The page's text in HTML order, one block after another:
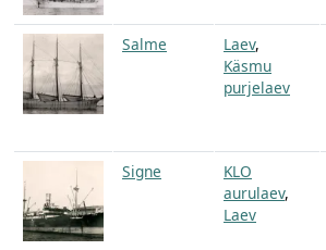
Salme Laev,
Käsmu
purjelaev
Signe
KLO
aurulaev,
Laev